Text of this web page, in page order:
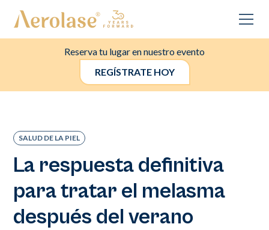
Reserva tu lugar en nuestro evento
REGÍSTRATE HOY
SALUD DE LA PIEL
La respuesta definitiva
para tratar el melasma
después del verano